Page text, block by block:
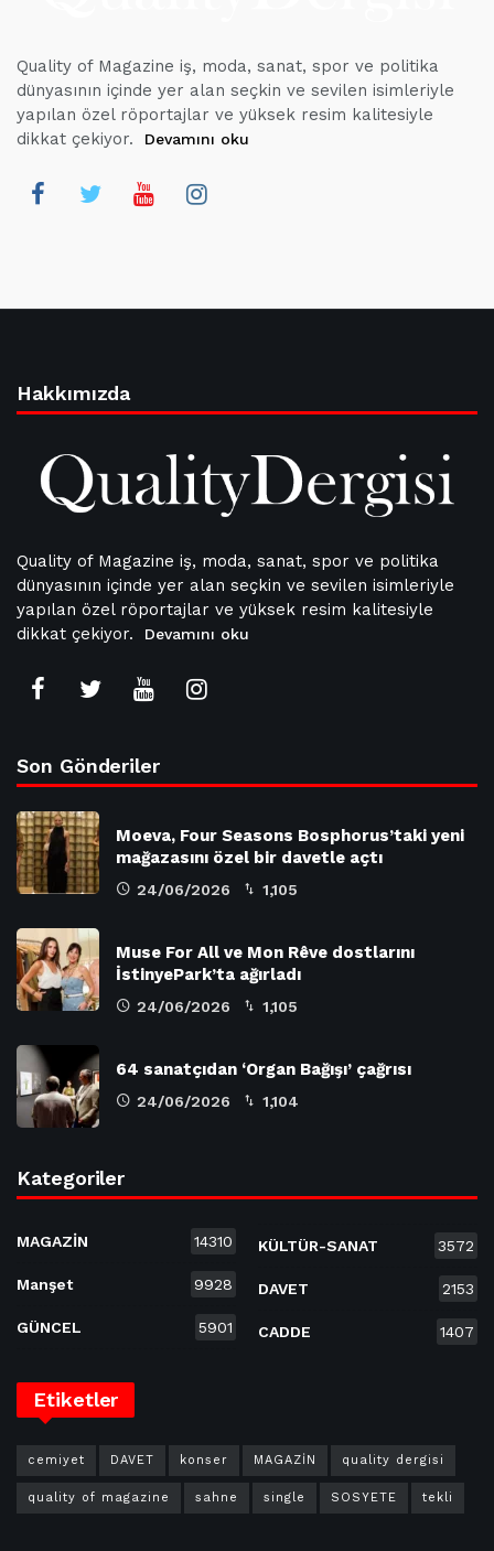
Quality of Magazine iş, moda, sanat, spor ve politika
dünyasının içinde yer alan seçkin ve sevilen isimleriyle
yapılan özel röportajlar ve yüksek resim kalitesiyle
dikkat çekiyor.
Devamını oku
Hakkımızda
Quality of Magazine iş, moda, sanat, spor ve politika
dünyasının içinde yer alan seçkin ve sevilen isimleriyle
yapılan özel röportajlar ve yüksek resim kalitesiyle
dikkat çekiyor.
Devamını oku
Son Gönderiler
Moeva, Four Seasons Bosphorus’taki yeni
mağazasını özel bir davetle açtı
24/06/2026 1,105
Muse For All ve Mon Rêve dostlarını
İstinyePark’ta ağırladı
24/06/2026 1,105
64 sanatçıdan ‘Organ Bağışı’ çağrısı
24/06/2026 1,104
Kategoriler
MAGAZİN 14310
Manşet 9928
GÜNCEL 5901
KÜLTÜR-SANAT 3572
DAVET 2153
CADDE 1407
Etiketler
cemiyet DAVET konser MAGAZİN quality dergisi
quality of magazine sahne single SOSYETE tekli